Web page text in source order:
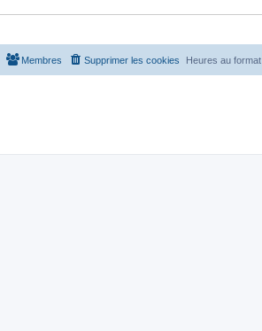
Heures au format
Supprimer les cookies
Membres